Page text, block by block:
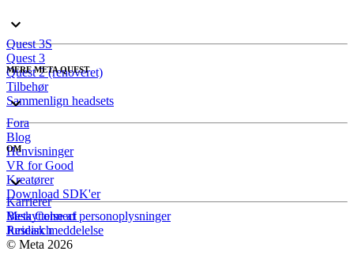
Quest 3S
Quest 3
Quest 2 (renoveret)
Tilbehør
Sammenlign headsets
MERE META QUEST
Fora
Blog
Henvisninger
VR for Good
Kreatører
Download SDK'er
OM
Karrierer
Meta Connect
Research
Beskyttelse af personoplysninger
Juridisk meddelelse
© Meta 2026